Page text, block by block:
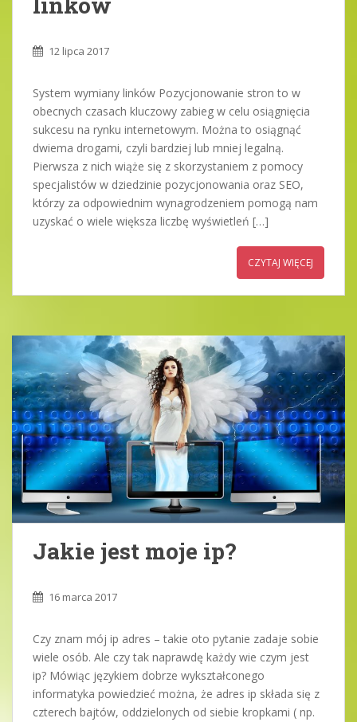
12 lipca 2017
System wymiany linków Pozycjonowanie stron to w
obecnych czasach kluczowy zabieg w celu osiągnięcia
sukcesu na rynku internetowym. Można to osiągnąć
dwiema drogami, czyli bardziej lub mniej legalną.
Pierwsza z nich wiąże się z skorzystaniem z pomocy
specjalistów w dziedzinie pozycjonowania oraz SEO,
którzy za odpowiednim wynagrodzeniem pomogą nam
uzyskać o wiele większa liczbę wyświetleń […]
CZYTAJ WIĘCEJ
Jakie jest moje ip?
16 marca 2017
Czy znam mój ip adres – takie oto pytanie zadaje sobie
wiele osób. Ale czy tak naprawdę każdy wie czym jest
ip? Mówiąc językiem dobrze wykształconego
informatyka powiedzieć można, że adres ip składa się z
czterech bajtów, oddzielonych od siebie kropkami ( np.